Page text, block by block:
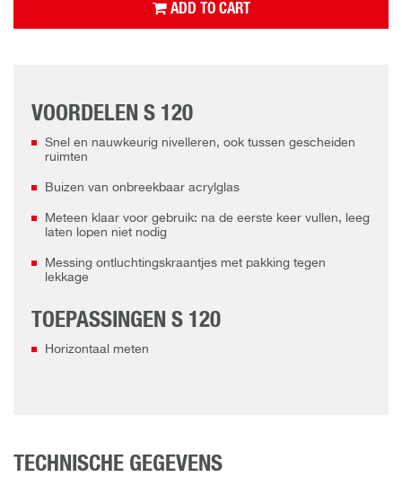
ADD TO CART
VOORDELEN S 120
Snel en nauwkeurig nivelleren, ook tussen gescheiden
ruimten
Buizen van onbreekbaar acrylglas
Meteen klaar voor gebruik: na de eerste keer vullen, leeg
laten lopen niet nodig
Messing ontluchtingskraantjes met pakking tegen
lekkage
TOEPASSINGEN S 120
Horizontaal meten
TECHNISCHE GEGEVENS